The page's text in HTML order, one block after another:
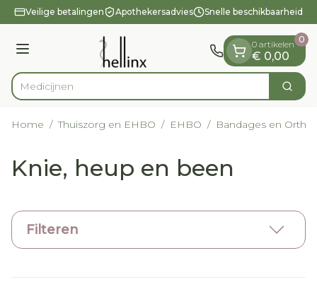
Ga naar de inhoud
1 van 1
Veilige betalingen Apothekersadvies Snelle beschikbaarheid
Menu
Product, merk, categorie... Zoek
0 artikelen
€ 0,00
0
Home / Thuiszorg en EHBO / EHBO / Bandages en
Knie, heup en been
Filteren